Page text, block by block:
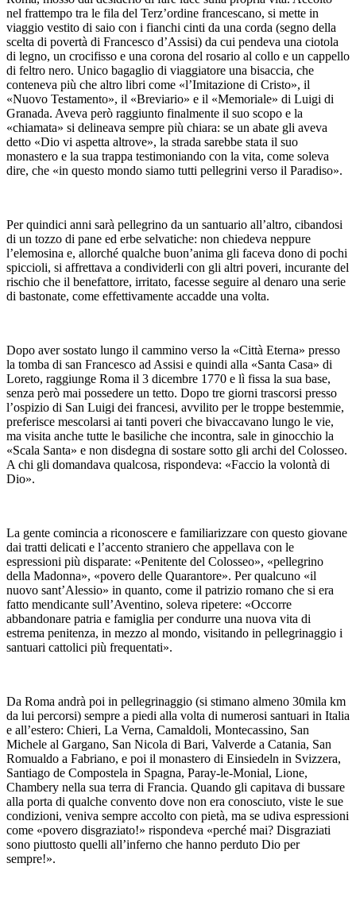
nel frattempo tra le fila del Terz’ordine francescano, si mette in
viaggio vestito di saio con i fianchi cinti da una corda (segno della
scelta di povertà di Francesco d’Assisi) da cui pendeva una ciotola
di legno, un crocifisso e una corona del rosario al collo e un cappello
di feltro nero. Unico bagaglio di viaggiatore una bisaccia, che
conteneva più che altro libri come «l’Imitazione di Cristo», il
«Nuovo Testamento», il «Breviario» e il «Memoriale» di Luigi di
Granada. Aveva però raggiunto finalmente il suo scopo e la
«chiamata» si delineava sempre più chiara: se un abate gli aveva
detto «Dio vi aspetta altrove», la strada sarebbe stata il suo
monastero e la sua trappa testimoniando con la vita, come soleva
dire, che «in questo mondo siamo tutti pellegrini verso il Paradiso».
Per quindici anni sarà pellegrino da un santuario all’altro, cibandosi
di un tozzo di pane ed erbe selvatiche: non chiedeva neppure
l’elemosina e, allorché qualche buon’anima gli faceva dono di pochi
spiccioli, si affrettava a condividerli con gli altri poveri, incurante del
rischio che il benefattore, irritato, facesse seguire al denaro una serie
di bastonate, come effettivamente accadde una volta.
Dopo aver sostato lungo il cammino verso la «Città Eterna» presso
la tomba di san Francesco ad Assisi e quindi alla «Santa Casa» di
Loreto, raggiunge Roma il 3 dicembre 1770 e lì fissa la sua base,
senza però mai possedere un tetto. Dopo tre giorni trascorsi presso
l’ospizio di San Luigi dei francesi, avvilito per le troppe bestemmie,
preferisce mescolarsi ai tanti poveri che bivaccavano lungo le vie,
ma visita anche tutte le basiliche che incontra, sale in ginocchio la
«Scala Santa» e non disdegna di sostare sotto gli archi del Colosseo.
A chi gli domandava qualcosa, rispondeva: «Faccio la volontà di
Dio».
La gente comincia a riconoscere e familiarizzare con questo giovane
dai tratti delicati e l’accento straniero che appellava con le
espressioni più disparate: «Penitente del Colosseo», «pellegrino
della Madonna», «povero delle Quarantore». Per qualcuno «il
nuovo sant’Alessio» in quanto, come il patrizio romano che si era
fatto mendicante sull’Aventino, soleva ripetere: «Occorre
abbandonare patria e famiglia per condurre una nuova vita di
estrema penitenza, in mezzo al mondo, visitando in pellegrinaggio i
santuari cattolici più frequentati».
Da Roma andrà poi in pellegrinaggio (si stimano almeno 30mila km
da lui percorsi) sempre a piedi alla volta di numerosi santuari in Italia
e all’estero: Chieri, La Verna, Camaldoli, Montecassino, San
Michele al Gargano, San Nicola di Bari, Valverde a Catania, San
Romualdo a Fabriano, e poi il monastero di Einsiedeln in Svizzera,
Santiago de Compostela in Spagna, Paray-le-Monial, Lione,
Chambery nella sua terra di Francia. Quando gli capitava di bussare
alla porta di qualche convento dove non era conosciuto, viste le sue
condizioni, veniva sempre accolto con pietà, ma se udiva espressioni
come «povero disgraziato!» rispondeva «perché mai? Disgraziati
sono piuttosto quelli all’inferno che hanno perduto Dio per
sempre!».